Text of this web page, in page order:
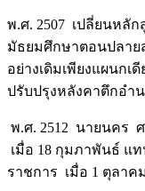
พ.ศ. 2507 เปลี่ยนหลั
มัธยมศึกษาตอนปลาย
อย่างเดิมเพียงแผนก
ปรับปรุงหลังคาตึกอำ
พ.ศ. 2512 นายนคร
เมื่อ 18 กุมภาพันธ์
ราชการ เมื่อ 1 ตุลาคม